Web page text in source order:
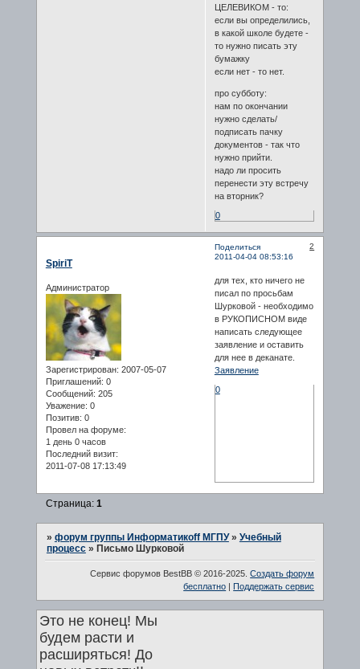
ЦЕЛЕВИКОМ - то:
если вы определились,
в какой школе будете -
то нужно писать эту
бумажку
если нет - то нет.
про субботу:
нам по окончании
нужно сделать/
подписать пачку
документов - так что
нужно прийти.
надо ли просить
перенести эту встречу
на вторник?
0
Поделиться
2
2011-04-04 08:53:16
SpiriT
Администратор
Зарегистрирован: 2007-05-07
Приглашений: 0
Сообщений: 205
Уважение: 0
Позитив: 0
Провел на форуме:
1 день 0 часов
Последний визит:
2011-07-08 17:13:49
для тех, кто ничего не
писал по просьбам
Шурковой - необходимо
в РУКОПИСНОМ виде
написать следующее
заявление и оставить
для нее в деканате.
Заявление
0
Страница: 1
» форум группы Информатикоff МГПУ » Учебный
процесс » Письмо Шурковой
Сервис форумов BestBB © 2016-2025.Создать форум
бесплатно |Поддержать сервис
Это не конец! Мы
будем расти и
расширяться! До